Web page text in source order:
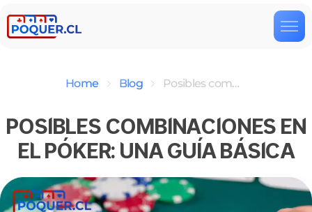
Home Blog Posibles combinaciones en el póker: Una guía básica
POSIBLES COMBINACIONES EN
EL PÓKER: UNA GUÍA BÁSICA